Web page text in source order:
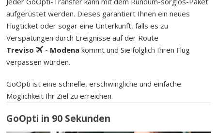
aufgerüstet werden. Dieses garantiert Ihnen ein neues
Flugticket oder sogar eine Unterkunft, falls es zu
Verspätungen durch Ereignisse auf der Route
Treviso
- Modena kommt und Sie folglich Ihren Flug
verpassen würden.
GoOpti ist eine schnelle, erschwingliche und einfache
Möglichkeit Ihr Ziel zu erreichen.
GoOpti in 90 Sekunden